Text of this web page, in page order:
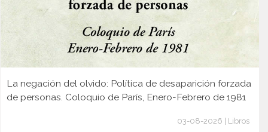
La negación del olvido: Política de desaparición forzada
de personas. Coloquio de París, Enero-Febrero de 1981
03-08-2026 | Libros